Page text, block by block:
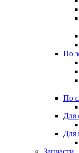
По
По
Для
Для
Запчасти